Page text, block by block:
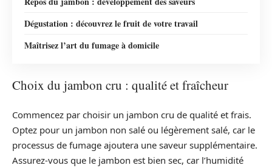
Dégustation : découvrez le fruit de votre travail
Maîtrisez l’art du fumage à domicile
Choix du jambon cru : qualité et fraîcheur
Commencez par choisir un jambon cru de qualité et frais.
Optez pour un jambon non salé ou légèrement salé, car le
processus de fumage ajoutera une saveur supplémentaire.
Assurez-vous que le jambon est bien sec, car l’humidité